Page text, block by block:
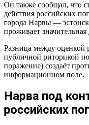
Он также сообщал, что
действия российских
города Нарвы —
проживает
Разница между оценкой
публичной риторикой
поражение) создаёт
информационном поле.
Нарва под
российских